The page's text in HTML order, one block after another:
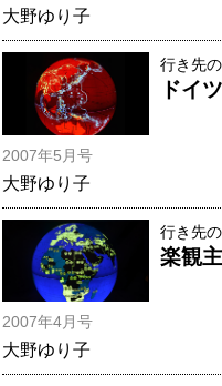
大野ゆり子
行き先
ドイ
2007年5月号
大野ゆり子
行き先
楽観
2007年4月号
大野ゆり子